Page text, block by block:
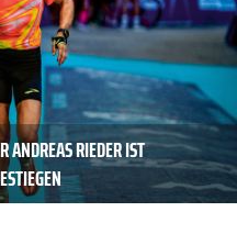
ANDREAS ­RIEDER IST